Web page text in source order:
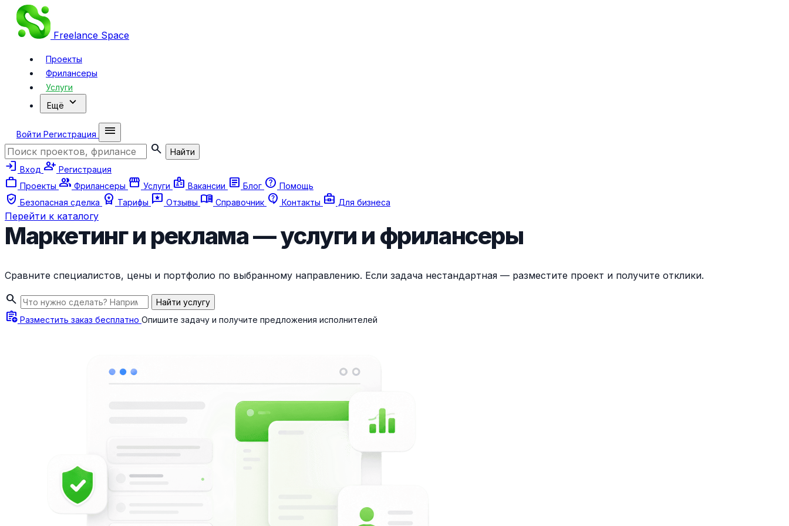
Freelance Space
Проекты
Фрилансеры
Услуги
Ещё expand_more
Войти Регистрация
menu
search
Найти
login Вход person_add Регистрация
work Проекты group Фрилансеры storefront Услуги badge Вакансии article Блог help Помощь
verified_user Безопасная сделка workspace_premium Тарифы reviews Отзывы menu_book Справочник contact_support Контакты business_center Для бизнеса
Перейти к каталогу
Маркетинг и реклама — услуги и фрилансеры
Сравните специалистов, цены и портфолио по выбранному направлению. Если задача нестандартная — разместите проект и получите отклики.
search Найти услугу
assignment_add Разместить заказ бесплатно Опишите задачу и получите предложения исполнителей